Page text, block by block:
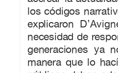
los códigos
explicaron
necesidad de
generaciones ya
manera que lo